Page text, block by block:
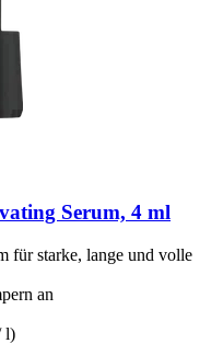
Serum, 4 ml
für starke, lange und volle
an
l)